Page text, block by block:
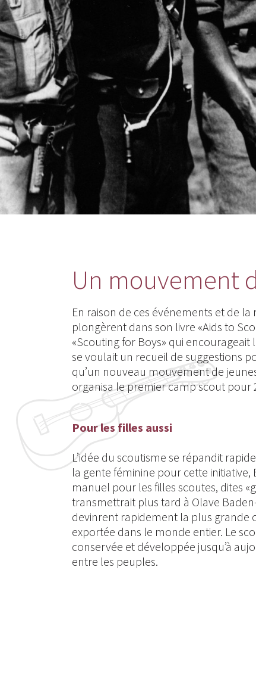
Un mouvement
En raison de ces événements et de
plongèrent dans son livre «Aids to
«Scouting for Boys» qui
se voulait un recueil de suggestions
qu’un nouveau mouvement de
organisa le premier camp scout pour
Pour les filles aussi
L’idée du scoutisme se répandit
la gente féminine pour cette
manuel pour les filles scoutes, dites
transmettrait plus tard à Olave
devinrent rapidement la plus grande
exportée dans le monde entier. Le
conservée et développée jusqu’à
entre les peuples.